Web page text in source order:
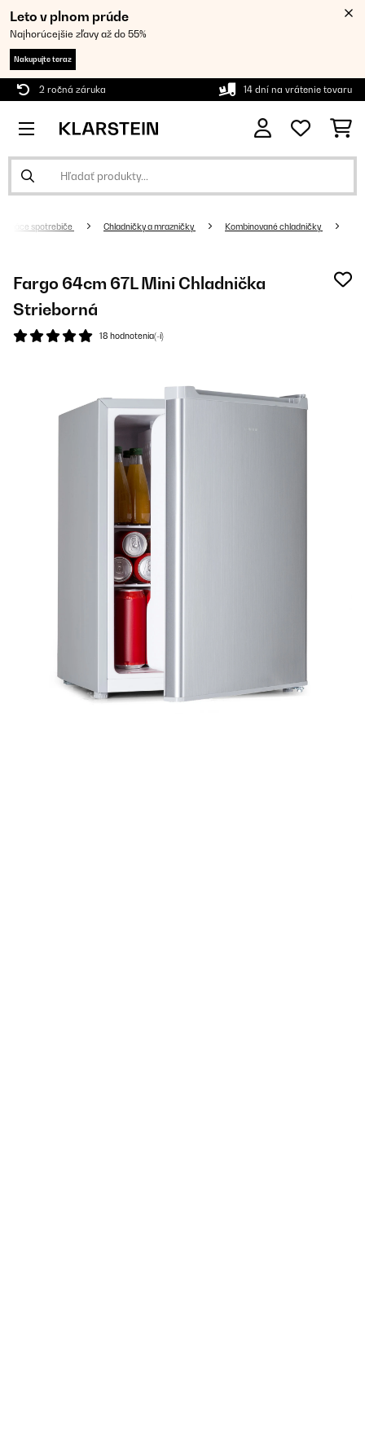
Leto v plnom prúde
Najhorúcejšie zľavy až do 55%
Nakupujte teraz
2 ročná záruka 14 dní na vrátenie tovaru
spotrebiče Chladničky a mrazničky Kombinované chladničky
Fargo 64cm 67L Mini Chladnička
Strieborná
18 hodnotenia(-í)